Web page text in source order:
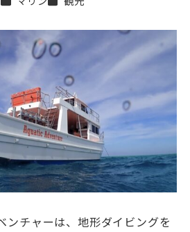
ンチャーは、地形ダイビングを